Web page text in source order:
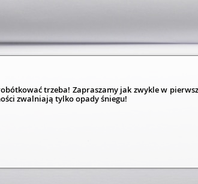
trzeba! Zapraszamy jak zwykle w
zwalniają tylko opady śniegu!